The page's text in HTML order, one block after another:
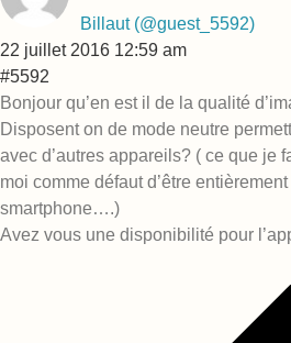
Billaut(@guest_5592)
22 juillet 2016 12:59 am
#5592
Bonjour qu’en est il de la qualité
Disposent on de mode neutre
avec d’autres appareils? ( ce que je
moi comme défaut d’être
smartphone….)
Avez vous une disponibilité pour